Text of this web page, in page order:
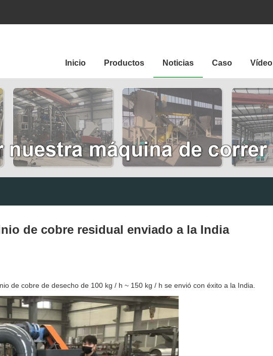
Inicio Productos Noticias Caso Vídeo
de cobre residual enviado a la India
de cobre de desecho de 100 kg / h ~ 150 kg / h se envió con éxito a la India.